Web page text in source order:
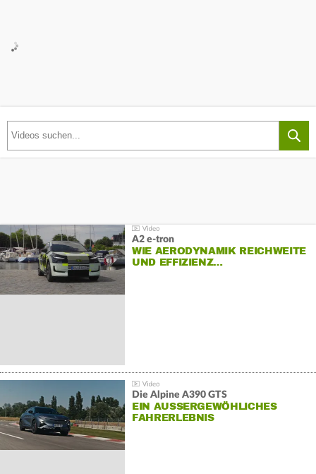
A2 e-tron
WIE AERODYNAMIK REICHWEITE
UND EFFIZIENZ…
Die Alpine A390 GTS
EIN AUSSERGEWÖHLICHES F
AHRERLEBNIS